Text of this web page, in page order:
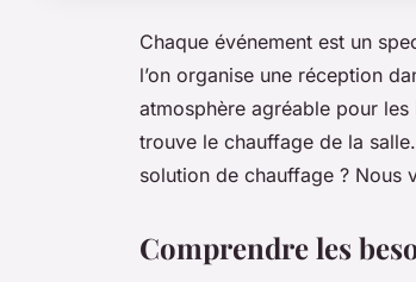
Chaque événement est un
l’on organise une réception
atmosphère agréable pour
trouve le chauffage de la
solution de chauffage ? Nous
Comprendre les